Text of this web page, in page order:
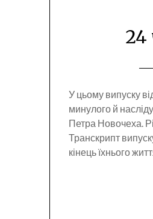
24
У цьому випуску
минулого й
Петра Новочеха.
Транскрипт
кінець їхнього